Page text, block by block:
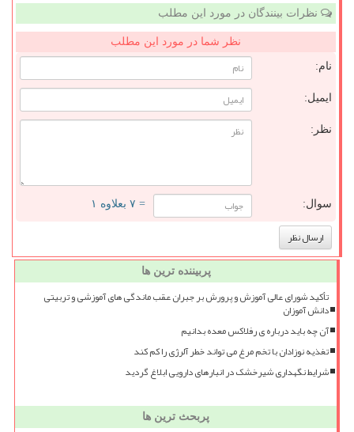
نظرات بینندگان در مورد این مطلب
نظر شما در مورد این مطلب
نام:
ایمیل:
نظر:
سوال: = ۷ بعلاوه ۱
پربیننده ترین ها
تأکید شورای عالی آموزش و پرورش بر جبران عقب ماندگی های آموزشی و تربیتی
دانش آموزان
آن چه باید درباره ی رفلاکس معده بدانیم
تغذیه نوزادان با تخم مرغ می تواند خطر آلرژی را کم کند
شرایط نگهداری شیرخشک در انبارهای دارویی ابلاغ گردید
پربحث ترین ها